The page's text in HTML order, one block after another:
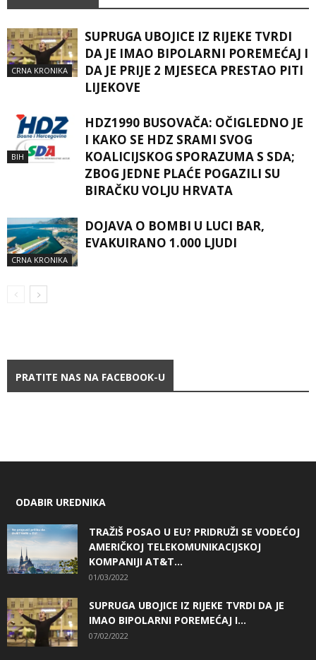
CRNA KRONIKA
SUPRUGA UBOJICE IZ RIJEKE TVRDI
DA JE IMAO BIPOLARNI POREMEĆAJ I
DA JE PRIJE 2 MJESECA PRESTAO PITI
LIJEKOVE
BIH
HDZ1990 BUSOVAČA: OČIGLEDNO JE
I KAKO SE HDZ SRAMI SVOG
KOALICIJSKOG SPORAZUMA S SDA;
ZBOG JEDNE PLAĆE POGAZILI SU
BIRAČKU VOLJU HRVATA
CRNA KRONIKA
DOJAVA O BOMBI U LUCI BAR,
EVAKUIRANO 1.000 LJUDI
PRATITE NAS NA FACEBOOK-U
ODABIR UREDNIKA
TRAŽIŠ POSAO U EU? PRIDRUŽI SE VODEĆOJ
AMERIČKOJ TELEKOMUNIKACIJSKOJ
KOMPANIJI AT&T...
01/03/2022
SUPRUGA UBOJICE IZ RIJEKE TVRDI DA JE
IMAO BIPOLARNI POREMEĆAJ I...
07/02/2022